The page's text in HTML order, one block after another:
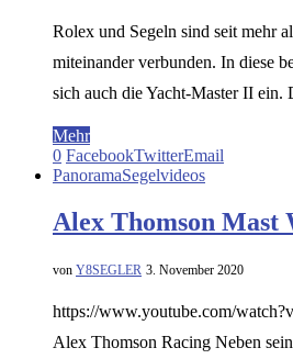
Rolex und Segeln sind seit mehr
miteinander verbunden. In diese
sich auch die Yacht-Master II
Mehr
0 FacebookTwitterEmail
PanoramaSegelvideos
Alex Thomson Mast
von Y8SEGLER 3. November 2020
https://www.youtube.com/
Alex Thomson Racing Neben